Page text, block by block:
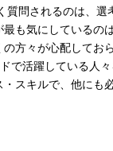
問されるのは、
も気にしているの
方々が心配してお
で活躍している人
スキルで、他にも